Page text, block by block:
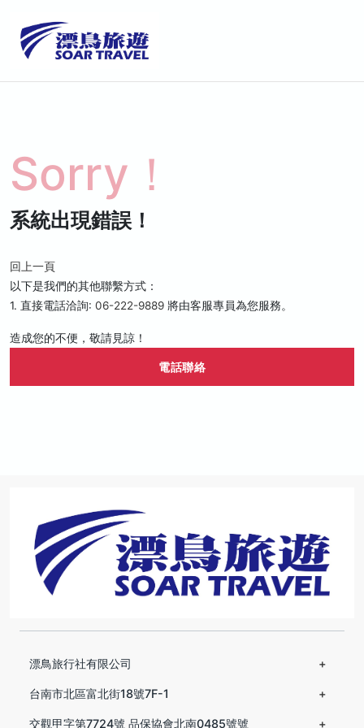
Sorry！
系統出現錯誤！
回上一頁
以下是我們的其他聯繫方式：
1. 直接電話洽詢: 06-222-9889 將由客服專員為您服務。
造成您的不便，敬請見諒！
電話聯絡
漂鳥旅行社有限公司
台南市北區富北街18號7F-1
交觀甲字第7724號 品保協會北南0485號號